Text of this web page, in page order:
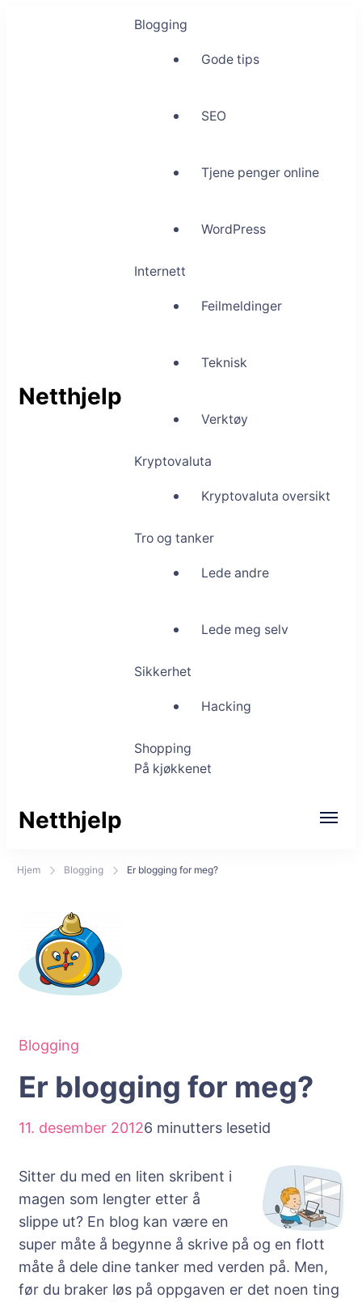
Netthjelp
Blogging
Gode tips
SEO
Tjene penger online
WordPress
Internett
Feilmeldinger
Teknisk
Verktøy
Kryptovaluta
Kryptovaluta oversikt
Tro og tanker
Lede andre
Lede meg selv
Sikkerhet
Hacking
Shopping
På kjøkkenet
Netthjelp
Hjem Blogging Er blogging for meg?
Blogging
Er blogging for meg?
11. desember 20126 minutters lesetid
Sitter du med en liten skribent i
magen som lengter etter å
slippe ut? En blog kan være en
super måte å begynne å skrive på og en flott
måte å dele dine tanker med verden på. Men,
før du braker løs på oppgaven er det noen ting